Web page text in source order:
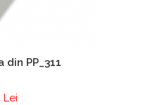
din PP_311
Lei